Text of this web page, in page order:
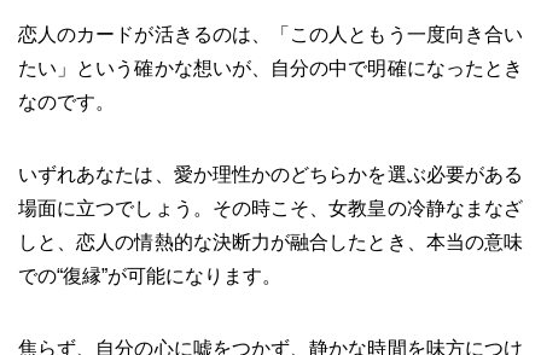
恋人のカードが活きるのは、「この人ともう一度向き合い
たい」という確かな想いが、自分の中で明確になったとき
なのです。
いずれあなたは、愛か理性かのどちらかを選ぶ必要がある
場面に立つでしょう。その時こそ、女教皇の冷静なまなざ
しと、恋人の情熱的な決断力が融合したとき、本当の意味
での“復縁”が可能になります。
焦らず、自分の心に嘘をつかず、静かな時間を味方につけ